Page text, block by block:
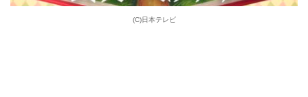
(C)日本テレビ